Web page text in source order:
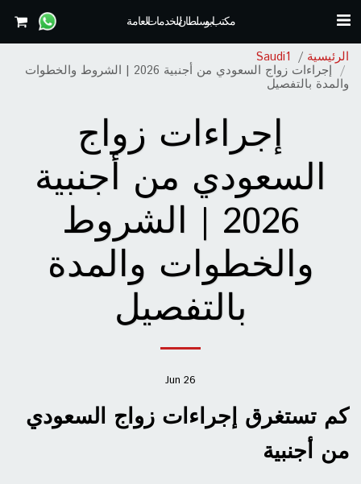
مكتب ابو سلطان للخدمات العامة
الرئيسية
Saudi1
إجراءات زواج السعودي من أجنبية 2026 | الشروط والخطوات
والمدة بالتفصيل
إجراءات زواج
السعودي من أجنبية
2026 | الشروط
والخطوات والمدة
بالتفصيل
26
Jun
كم تستغرق إجراءات زواج السعودي
من أجنبية